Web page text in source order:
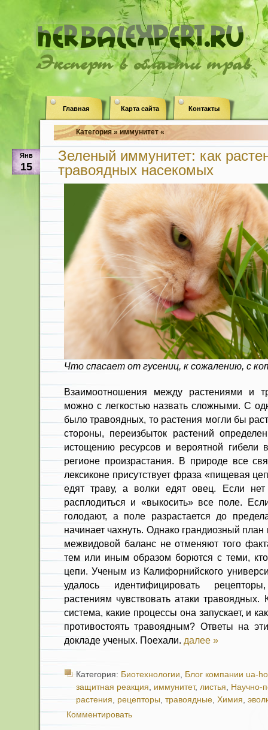
Эксперт в области трав
Главная Карта сайта Контакты
Категория » иммунитет «
Янв
15
Зеленый иммунитет: как
травоядных насекомых
Что спасает от гусениц, к сожалению, с
Взаимоотношения между растениями и
можно с легкостью назвать сложными. С
было травоядных, то растения могли бы
стороны, переизбыток растений
истощению ресурсов и вероятной гибели
регионе произрастания. В природе все
лексиконе присутствует фраза «пищевая
едят траву, а волки едят овец. Если
расплодиться и «выкосить» все поле.
голодают, а поле разрастается до
начинает чахнуть. Однако грандиозный
межвидовой баланс не отменяют того
тем или иным образом борются с теми,
цепи. Ученым из Калифорнийского
удалось идентифицировать
растениям чувствовать атаки травоядных.
система, какие процессы она запускает, и
противостоять травоядным? Ответы на
докладе ученых. Поехали. далее »
Категория: Биотехнологии, Блог компании ua-
защитная реакция, иммунитет, листья, Научно-
растения, рецепторы, травоядные, Химия,
Комментировать